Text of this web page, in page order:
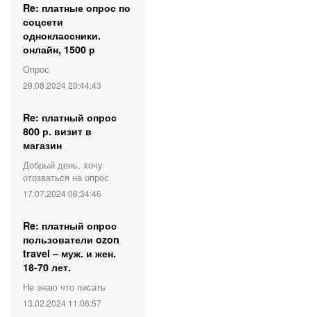
Re: платные опрос по
соцсети
одноклассники.
онлайн, 1500 р
Опрос
29.08.2024 20:44:43
Re: платный опрос
800 р. визит в
магазин
Добрый день, хочу
отозваться на опрос
17.07.2024 06:34:46
Re: платный опрос
пользователи ozon
travel – муж. и жен.
18-70 лет.
Не знаю что писать
13.02.2024 11:06:57